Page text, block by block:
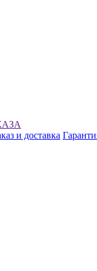
и доставка